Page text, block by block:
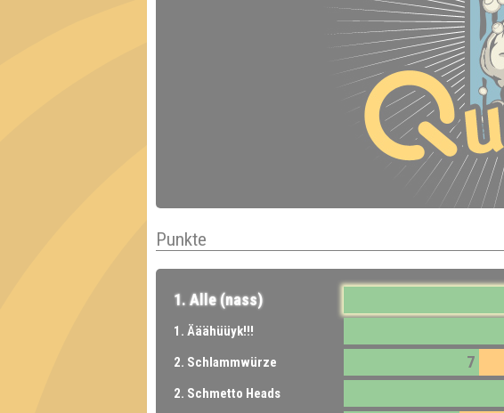
Punkte
1. Alle (nass)
1. Ääähüüyk!!!
2. Schlammwürze 7
2. Schmetto Heads